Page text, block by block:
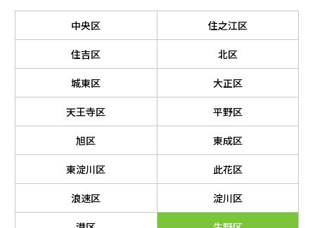
中央区 住之江区
住吉区 北区
城東区 大正区
天王寺区 平野区
旭区 東成区
東淀川区 此花区
浪速区 淀川区